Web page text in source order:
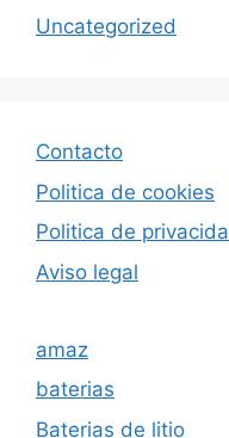
Uncategorized
Contacto
Politica de cookies
Politica de privacida
Aviso legal
amaz
baterias
Baterias de litio